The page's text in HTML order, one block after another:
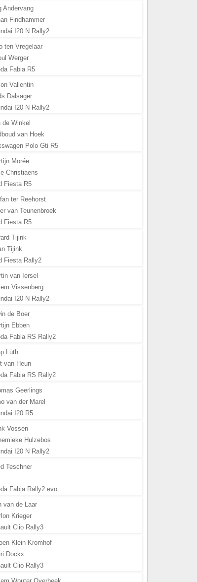
Andervang
Findhammer
I20 N Rally2
ten Vregelaar
Werger
Fabia R5
Vallentin
Dalsager
I20 N Rally2
de Winkel
van Hoek
Polo Gti R5
Morée
Christiaens
Fiesta R5
ter Reehorst
van Teunenbroek
Fiesta R5
Tijink
Tijink
Fiesta Rally2
van Iersel
Vissenberg
I20 N Rally2
de Boer
Ebben
Fabia RS Rally2
Lüth
van Heun
Fabia RS Rally2
Geerlings
van der Marel
I20 R5
Vossen
Hulzebos
I20 N Rally2
Teschner
Fabia Rally2 evo
van de Laar
Krieger
Clio Rally3
Klein Kromhof
Dockx
Clio Rally3